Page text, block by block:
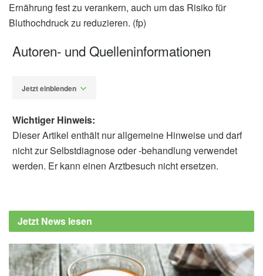
Ernährung fest zu verankern, auch um das Risiko für
Bluthochdruck zu reduzieren. (fp)
Autoren- und Quelleninformationen
Jetzt einblenden
Kassam, Dagfinn Aune: Legume and soy
consumption and the risk of hypertension: a
analysis of prospective studies; in: BMJ
Nutrition Prevention & Health (veröffentlicht
Wichtiger Hinweis:
Dieser Artikel enthält nur allgemeine Hinweise und darf
nicht zur Selbstdiagnose oder -behandlung verwendet
werden. Er kann einen Arztbesuch nicht ersetzen.
Jetzt News lesen